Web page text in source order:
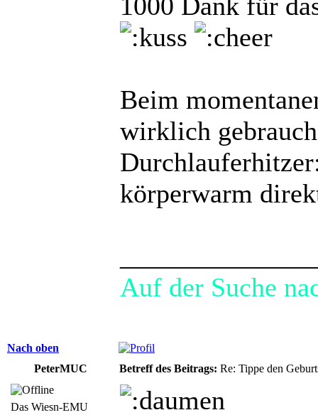
Beim
wirklich
körperwarm
Auf der Suche
Nach oben
PeterMUC
Betreff des Beitrags: Re: Tippe den
Das Wiesn-EMU